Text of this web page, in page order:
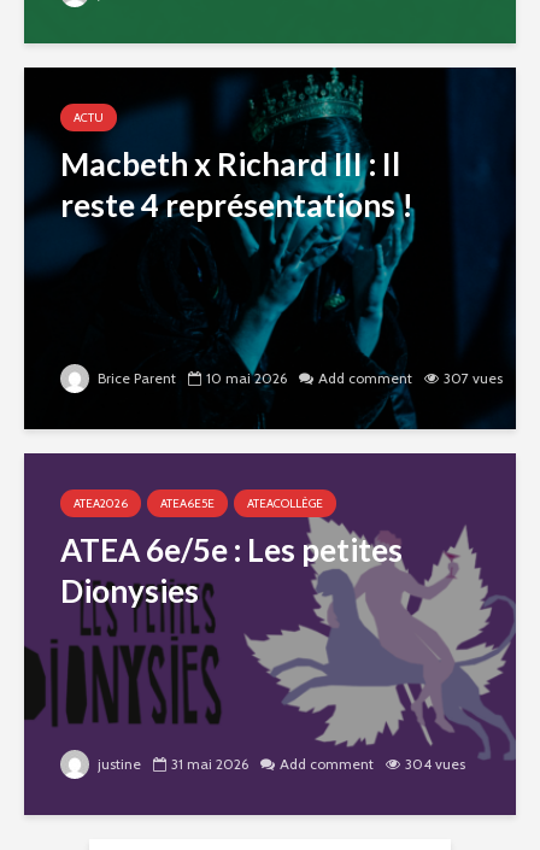
ACTU
Macbeth x Richard III : Il
reste 4 représentations !
Brice Parent 10 mai 2026 Add comment 307 vues
ATEA2026 ATEA6E5E ATEACOLLÈGE
ATEA 6e/5e : Les petites
Dionysies
justine 31 mai 2026 Add comment 304 vues